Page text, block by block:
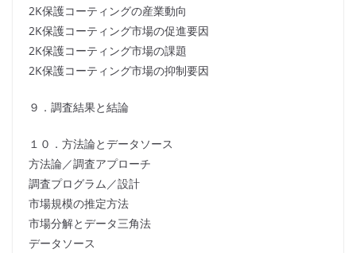
2K保護コーティングの産業動向
2K保護コーティング市場の促進要因
2K保護コーティング市場の課題
2K保護コーティング市場の抑制要因
９．調査結果と結論
１０．方法論とデータソース
方法論／調査アプローチ
調査プログラム／設計
市場規模の推定方法
市場分解とデータ三角法
データソース